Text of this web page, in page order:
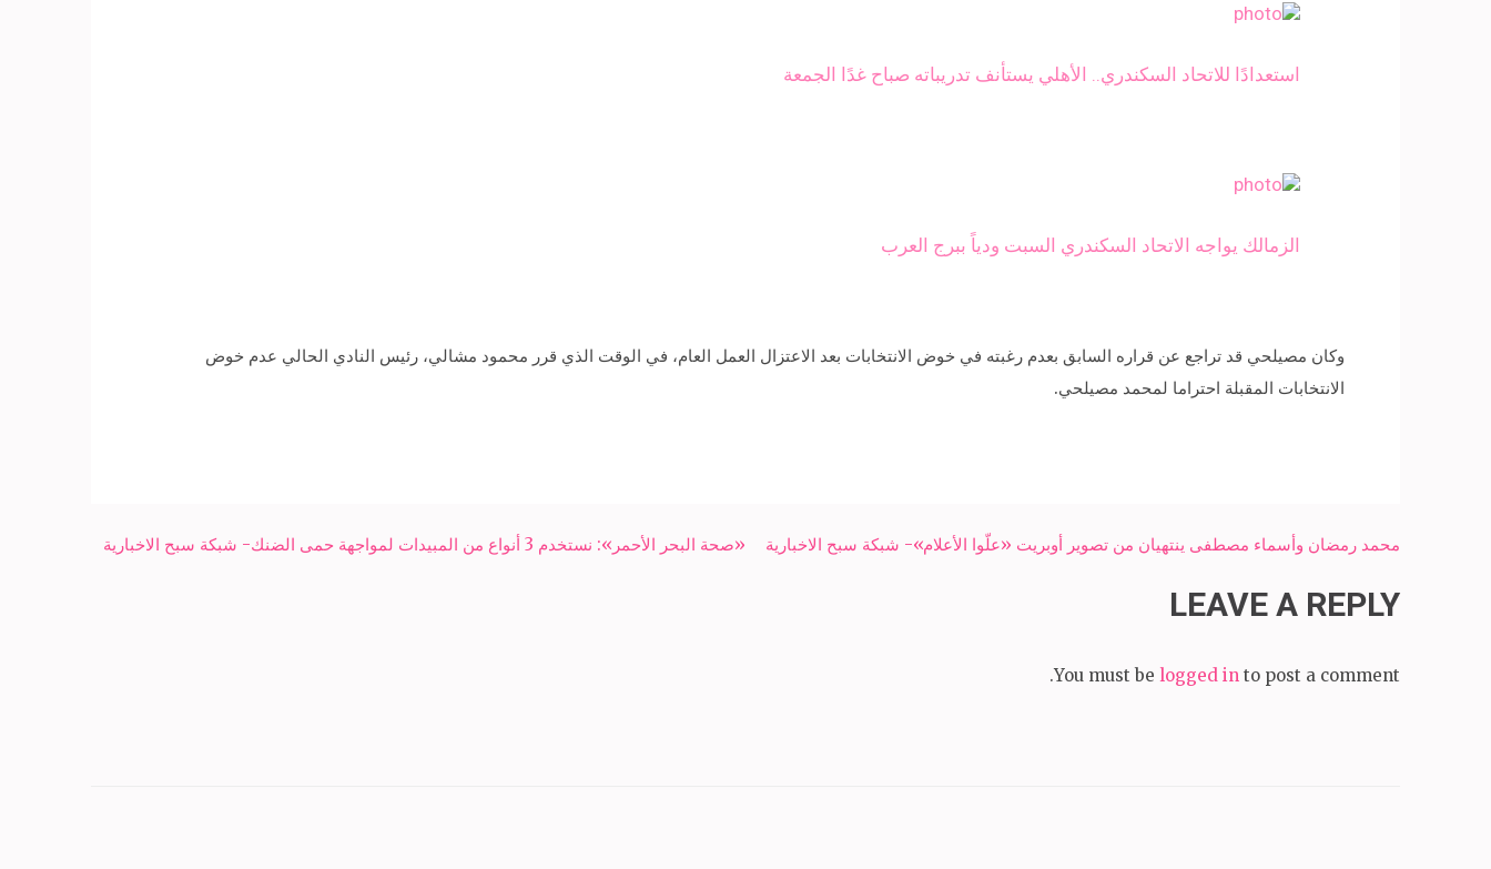
استعدادًا للاتحاد السكندري.. الأهلي يستأنف تدريباته صباح غدًا الجمعة
الزمالك يواجه الاتحاد السكندري السبت ودياً ببرج العرب
وكان مصيلحي قد تراجع عن قراره السابق بعدم رغبته في خوض الانتخابات بعد الاعتزال العمل العام، في الوقت الذي قرر محمود مشالي، رئيس النادي الحالي عدم خوض
الانتخابات المقبلة احتراما لمحمد مصيلحي.
Post
«صحة البحر الأحمر»: نستخدم 3 أنواع من المبيدات لمواجهة حمى الضنك- شبكة سبح الاخبارية محمد رمضان وأسماء مصطفى ينتهيان من تصوير أوبريت «علّوا الأعلام»- شبكة سبح الاخبارية
LEAVE A REPLY
You must be logged in to post a comment.